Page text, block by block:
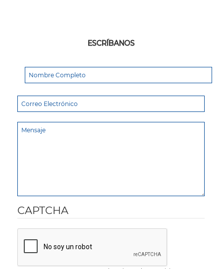
ESCRÍBANOS
CAPTCHA